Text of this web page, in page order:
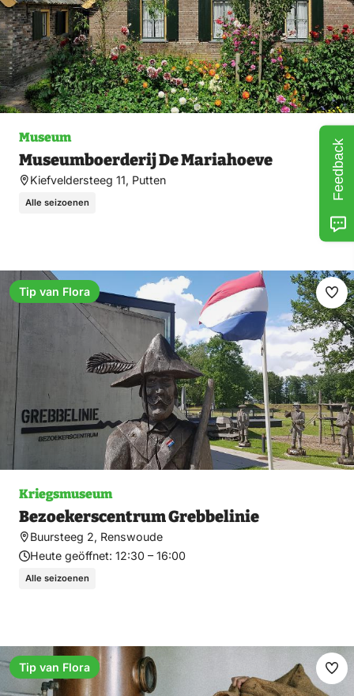
Museum
Museumboerderij De Mariahoeve
Kiefveldersteeg 11, Putten
Alle seizoenen
Kriegsmuseum
Bezoekerscentrum Grebbelinie
Buursteeg 2, Renswoude
Heute geöffnet: 12:30 – 16:00
Alle seizoenen
Tip van Flora
Tip van Flora
Feedback